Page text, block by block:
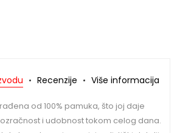
Recenzije Više informacija
od 100% pamuka, što joj daje
i udobnost tokom celog dana.